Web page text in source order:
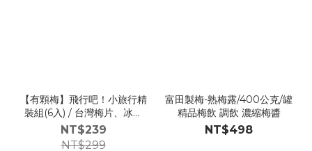
【有顆梅】飛行吧！小旅行精
裝組(6入) / 台灣梅片、冰梅
片、蜂蜜無籽梅肉、甘送李、
驚醒李、烏梅絲各一包
NT$239
NT$299
富田製梅-熟梅露/400公克/罐
精品梅飲 調飲 濃縮梅醬
NT$498